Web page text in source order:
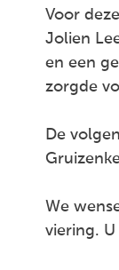
Voor
Jolien
en een
zorgde
De
We
viering.